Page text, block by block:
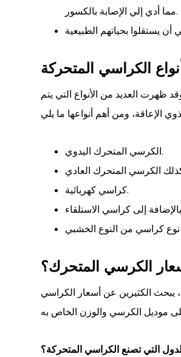
مما أدي إلي الإصابة بالكسور.
الكراسي المتحركة
ظهرت العديد من الأنواع التي يتم
الكرسي المتحرك اليدوي.
كراسي كهربائية.
الكرسي المتحرك؟
يبحث الكثيرين عن أسعار الكراسي
التي تصنع الكراسي المتحركة؟